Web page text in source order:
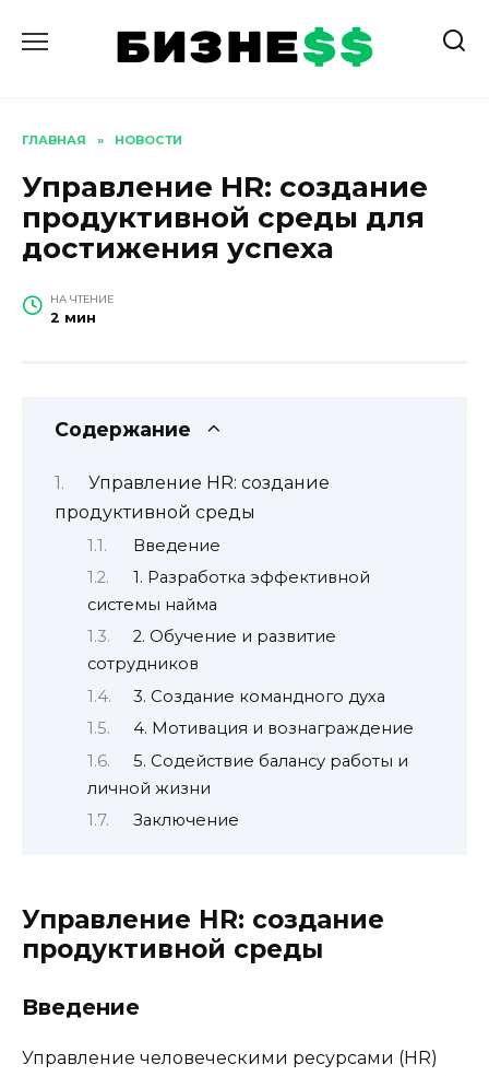
содержанию
ГЛАВНАЯ » НОВОСТИ
Управление HR: создание
продуктивной среды для
достижения успеха
НА ЧТЕНИЕ
2 мин
Содержание
Управление HR: создание
продуктивной среды
Введение
1. Разработка эффективной
системы найма
2. Обучение и развитие
сотрудников
3. Создание командного духа
4. Мотивация и вознаграждение
5. Содействие балансу работы и
личной жизни
Заключение
Управление HR: создание
продуктивной среды
Введение
Управление человеческими ресурсами (HR)